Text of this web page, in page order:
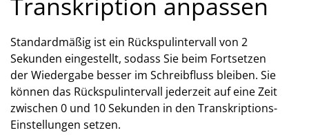
Standardmäßig ist ein Rückspulintervall von 2
Sekunden eingestellt, sodass Sie beim Fortsetzen
der Wiedergabe besser im Schreibfluss bleiben. Sie
können das Rückspulintervall jederzeit auf eine Zeit
zwischen 0 und 10 Sekunden in den Transkriptions-
Einstellungen setzen.